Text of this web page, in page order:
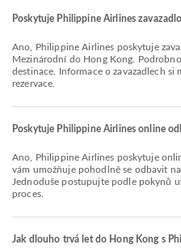
Poskytuje Philippine Airlines
Ano, Philippine Airlines poskytuje zavazadlový limit pro lety Domácí &
Mezinárodní do Hong Kong.
destinace. Informace o zavazadlech si
rezervace.
Poskytuje Philippine Airlines online
Ano, Philippine Airlines poskytuje online odbavení na lety do Hong Kong, což
vám umožňuje pohodlně se odbavit
Jednoduše postupujte podle pokynů
proces.
Jak dlouho trvá let do Hong Kong s